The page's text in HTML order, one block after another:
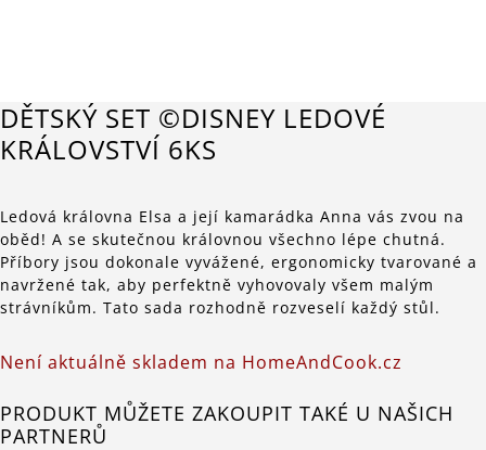
DĚTSKÝ SET ©DISNEY LEDOVÉ
KRÁLOVSTVÍ 6KS
Ledová královna Elsa a její kamarádka Anna vás zvou na
oběd! A se skutečnou královnou všechno lépe chutná.
Příbory jsou dokonale vyvážené, ergonomicky tvarované a
navržené tak, aby perfektně vyhovovaly všem malým
strávníkům. Tato sada rozhodně rozveselí každý stůl.
Není aktuálně skladem na HomeAndCook.cz
PRODUKT MŮŽETE ZAKOUPIT TAKÉ U NAŠICH
PARTNERŮ